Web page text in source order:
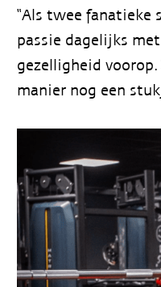
“Als twee fanatieke
passie dagelijks
gezelligheid
manier nog een